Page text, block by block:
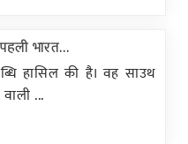
भारत...
हासिल की है। वह साउथ
...